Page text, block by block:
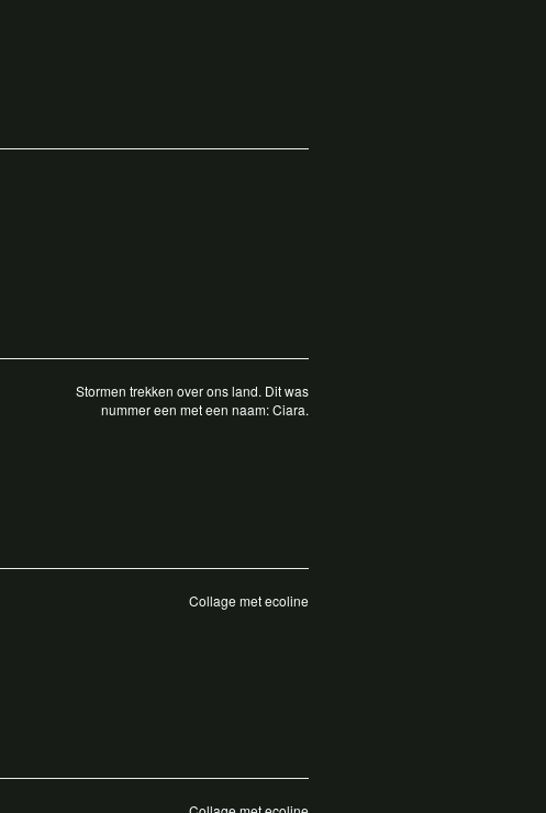
Stormen trekken over ons land. Dit was
nummer een met een naam: Ciara.
Collage met ecoline